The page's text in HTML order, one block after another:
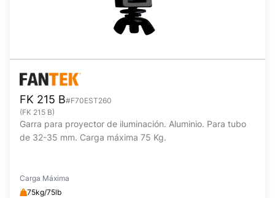
FK 215 B#F70EST260
(FK 215 B)
Garra para proyector de iluminación. Aluminio. Para tubo
de 32-35 mm. Carga máxima 75 Kg.
Carga Máxima
75kg/75lb